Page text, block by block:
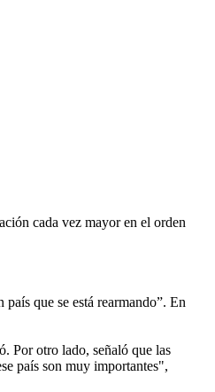
cada vez mayor en el orden
que se está rearmando”. En
Por otro lado, señaló que las
país son muy importantes",